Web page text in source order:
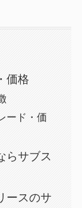
価格
ード・価
らサブス
ースのサ